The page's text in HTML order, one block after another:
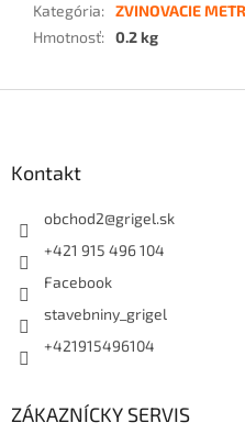
Kategória: ZVINOVACIE
Hmotnosť: 0.2 kg
Kontakt
obchod2@grigel.sk
+421 915 496 104
Facebook
stavebniny_grigel
+421915496104
ZÁKAZNÍCKY SERVIS